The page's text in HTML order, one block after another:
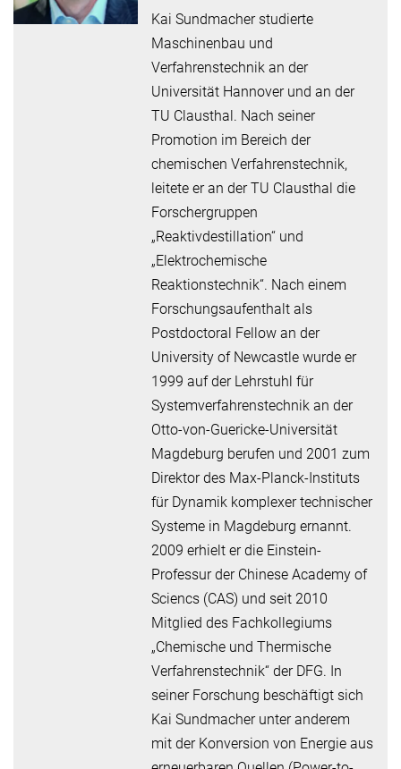
Kai Sundmacher studierte
Maschinenbau und
Verfahrenstechnik an der
Universität Hannover und an der
TU Clausthal. Nach seiner
Promotion im Bereich der
chemischen Verfahrenstechnik,
leitete er an der TU Clausthal die
Forschergruppen
„Reaktivdestillation“ und
„Elektrochemische
Reaktionstechnik“. Nach einem
Forschungsaufenthalt als
Postdoctoral Fellow an der
University of Newcastle wurde er
1999 auf der Lehrstuhl für
Systemverfahrenstechnik an der
Otto-von-Guericke-Universität
Magdeburg berufen und 2001 zum
Direktor des Max-Planck-Instituts
für Dynamik komplexer technischer
Systeme in Magdeburg ernannt.
2009 erhielt er die Einstein-
Professur der Chinese Academy of
Sciencs (CAS) und seit 2010
Mitglied des Fachkollegiums
„Chemische und Thermische
Verfahrenstechnik“ der DFG. In
seiner Forschung beschäftigt sich
Kai Sundmacher unter anderem
mit der Konversion von Energie aus